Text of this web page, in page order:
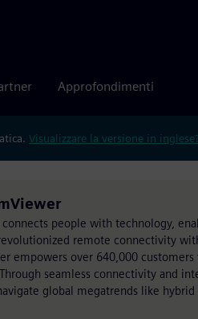
Approfondimenti
Visualizzare la versione in inglese?
people with technology,
remote connectivity
empowers over 640,000
seamless connectivity and
global megatrends like